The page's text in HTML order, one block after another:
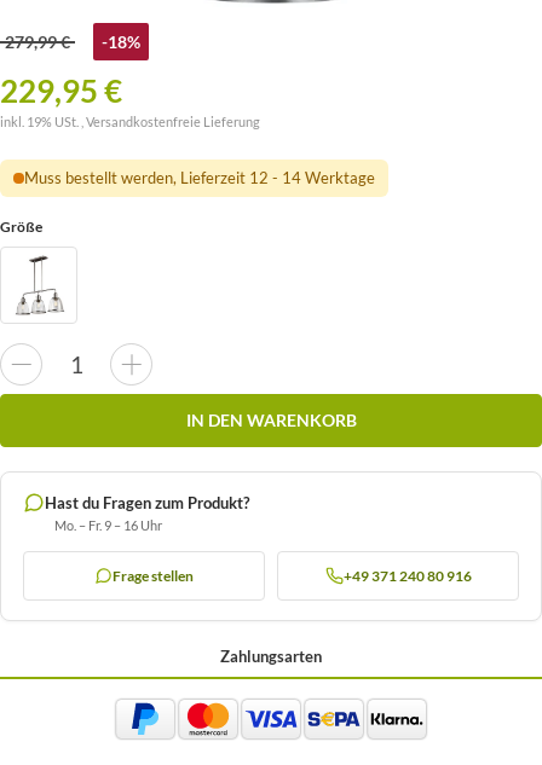
279,99 € -18%
229,95 €
inkl. 19% USt. , Versandkostenfreie Lieferung
Muss bestellt werden, Lieferzeit 12 - 14 Werktage
Größe
IN DEN WARENKORB
Hast du Fragen zum Produkt?
Mo. – Fr. 9 – 16 Uhr
Frage stellen +49 371 240 80 916
Zahlungsarten